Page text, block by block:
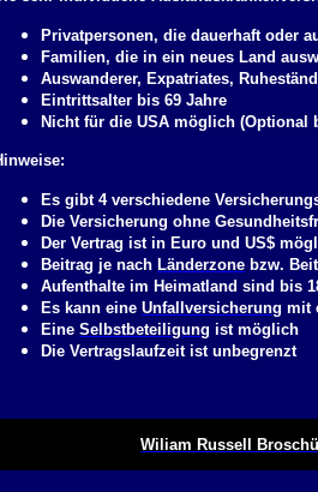
Privatpersonen, die dauerhaft oder
Familien, die in ein neues Land
Auswanderer, Expatriates,
Eintrittsalter bis 69 Jahre
Nicht für die USA möglich (Optional
Es gibt 4 verschiedene
Die Versicherung ohne
Der Vertrag ist in Euro und US$
Beitrag je nach Länderzone bzw.
Aufenthalte im Heimatland sind bis
Es kann eineUnfallversicherung mit
EineSelbstbeteiligung ist möglich
Die Vertragslaufzeit ist unbegrenzt
Wiliam Russell